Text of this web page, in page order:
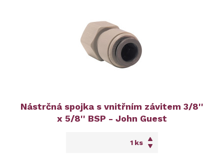
Nástrčná spojka s vnitřním závitem 3/8''
x 5/8'' BSP - John Guest
ks